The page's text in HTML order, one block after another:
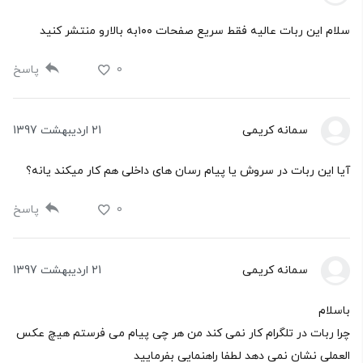
سلام این ربات عالیه فقط سریع صفحات ۱۰۰به بالارو منتشر کنید
0 پاسخ
سمانه کریمی 21 اردیبهشت 1397
آیا این ربات در سروش یا پیام رسان های داخلی هم کار میکند یانه؟
0 پاسخ
سمانه کریمی 21 اردیبهشت 1397
باسلام
چرا ربات در تلگرام کار نمی کند من هر چی پیام می فرستم هیچ عکس
العملی نشان نمی دهد لطفا راهنمایی بفرمایید